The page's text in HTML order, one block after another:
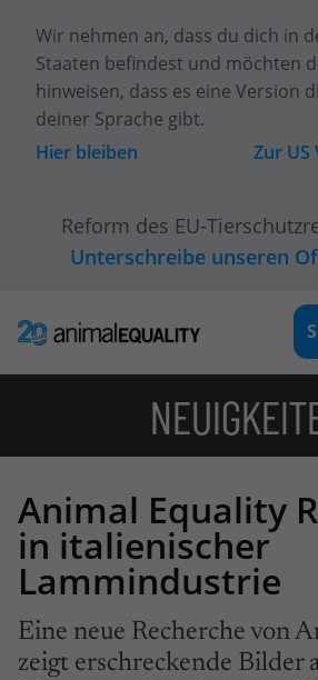
Wir nehmen an, dass du dich in
Staaten befindest und möchten
hinweisen, dass es eine Version
deiner Sprache gibt.
Hier bleiben
Zur US
Reform des EU-
Unterschreibe unseren
Animal Equality
in italienischer
Lammindustrie
Eine neue Recherche von
zeigt erschreckende Bilder